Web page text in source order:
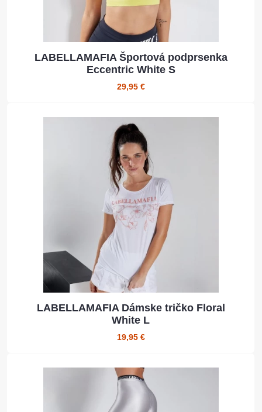
LABELLAMAFIA Športová podprsenka
Eccentric White S
29,95 €
LABELLAMAFIA Dámske tričko Floral
White L
19,95 €